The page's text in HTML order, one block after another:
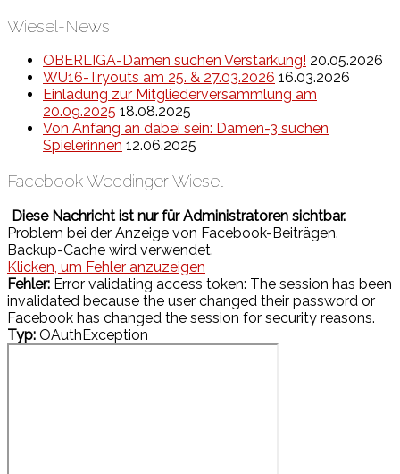
Wiesel-News
OBERLIGA-Damen suchen Verstärkung! 20.05.2026
WU16-Tryouts am 25. & 27.03.2026 16.03.2026
Einladung zur Mitgliederversammlung am
20.09.2025 18.08.2025
Von Anfang an dabei sein: Damen-3 suchen
Spielerinnen 12.06.2025
Facebook Weddinger Wiesel
Diese Nachricht ist nur für Administratoren sichtbar.
Problem bei der Anzeige von Facebook-Beiträgen.
Backup-Cache wird verwendet.
Klicken, um Fehler anzuzeigen
Fehler: Error validating access token: The session has been
invalidated because the user changed their password or
Facebook has changed the session for security reasons.
Typ: OAuthException